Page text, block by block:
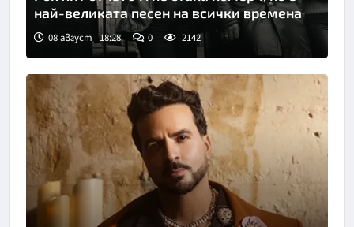
най-великата песен на всички времена
08 август | 18:28 0 2142